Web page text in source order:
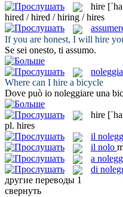
hire
hired / hired / hiring / hires
If you are honest, I will hire
Se sei onesto, ti assumo.
Where can I hire a bicycle
Dove può io noleggiare una
hire
pl. hires
il
il nolo
a
di
другие переводы 1
свернуть